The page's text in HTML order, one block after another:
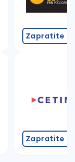
Zapratite
Zapratite